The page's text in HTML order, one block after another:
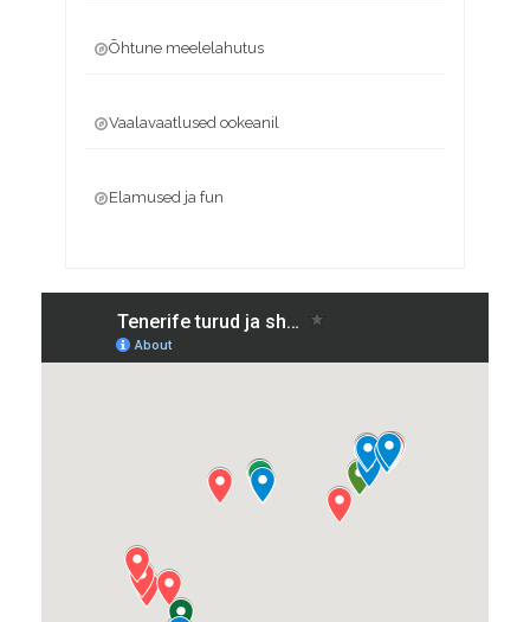
Õhtune meelelahutus
Vaalavaatlused ookeanil
Elamused ja fun